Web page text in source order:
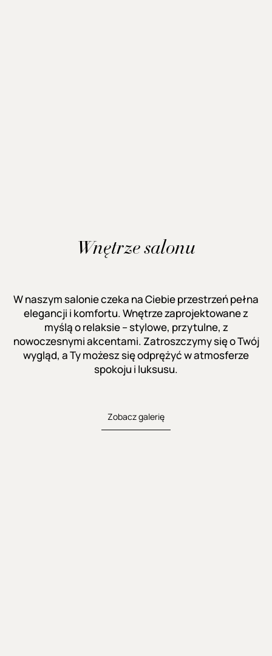
Wnętrze salonu
W naszym salonie czeka na Ciebie przestrzeń pełna
elegancji i komfortu. Wnętrze zaprojektowane z
myślą o relaksie – stylowe, przytulne, z
nowoczesnymi akcentami. Zatroszczymy się o Twój
wygląd, a Ty możesz się odprężyć w atmosferze
spokoju i luksusu.
Zobacz galerię